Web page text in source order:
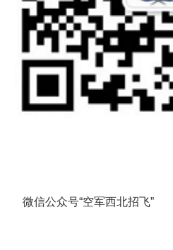
微信公众号“空军西北招飞”